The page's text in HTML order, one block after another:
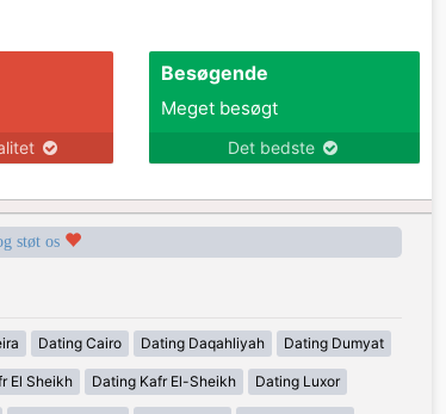
Besøgende
Meget besøgt
Det bedste
støt os
Dating Cairo Dating Daqahliyah Dating Dumyat
El Sheikh Dating Kafr El-Sheikh Dating Luxor